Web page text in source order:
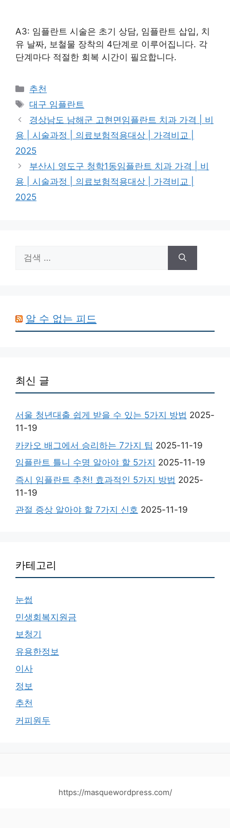
A3: 임플란트 시술은 초기 상담, 임플란트 삽입, 치
유 날짜, 보철물 장착의 4단계로 이루어집니다. 각
단계마다 적절한 회복 시간이 필요합니다.
카
테
리
추천
태
그
대구 임플란트
경상남도 남해군 고현면임플란트 치과 가격 | 비
용 | 시술과정 | 의료보험적용대상 | 가격비교 |
2025
부산시 영도구 청학1동임플란트 치과 가격 | 비
용 | 시술과정 | 의료보험적용대상 | 가격비교 |
2025
색:
알 수 없는 피드
최신 글
서울 청년대출 쉽게 받을 수 있는 5가지 방법 2025-
11-19
카카오 배그에서 승리하는 7가지 팁 2025-11-19
임플란트 틀니 수명 알아야 할 5가지 2025-11-19
즉시 임플란트 추천! 효과적인 5가지 방법 2025-
11-19
관절 증상 알아야 할 7가지 신호 2025-11-19
카테고리
눈썹
민생회복지원금
보청기
유용한정보
이사
정보
추천
커피원두
https://masquewordpress.com/